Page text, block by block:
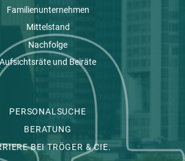
Familienunternehmen
Mittelstand
Nachfolge
Aufsichtsräte und Beiräte
PERSONALSUCHE
BERATUNG
BEI TRÖGER & CIE.